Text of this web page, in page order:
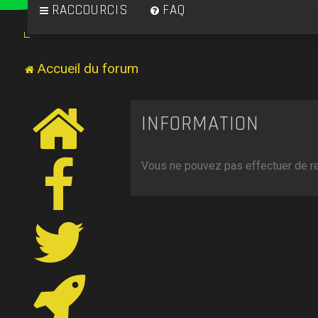
RACCOURCIS FAQ
Accueil du forum
INFORMATION
Vous ne pouvez pas effectuer de